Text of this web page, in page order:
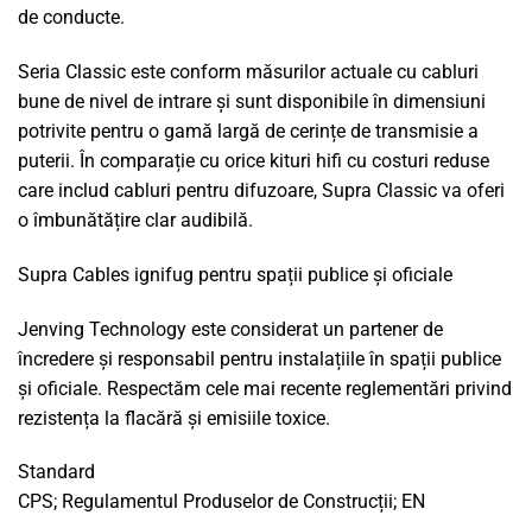
de conducte.
Seria Classic este conform măsurilor actuale cu cabluri
bune de nivel de intrare și sunt disponibile în dimensiuni
potrivite pentru o gamă largă de cerințe de transmisie a
puterii. În comparație cu orice kituri hifi cu costuri reduse
care includ cabluri pentru difuzoare, Supra Classic va oferi
o îmbunătățire clar audibilă.
Supra Cables ignifug pentru spații publice și oficiale
Jenving Technology este considerat un partener de
încredere și responsabil pentru instalațiile în spații publice
și oficiale. Respectăm cele mai recente reglementări privind
rezistența la flacără și emisiile toxice.
Standard
CPS; Regulamentul Produselor de Construcții; EN